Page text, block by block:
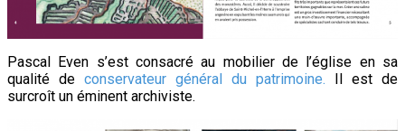
Pascal Even s’est consacré au mobilier de l’église en sa
qualité de conservateur général du patrimoine. Il est de
surcroît un éminent archiviste.